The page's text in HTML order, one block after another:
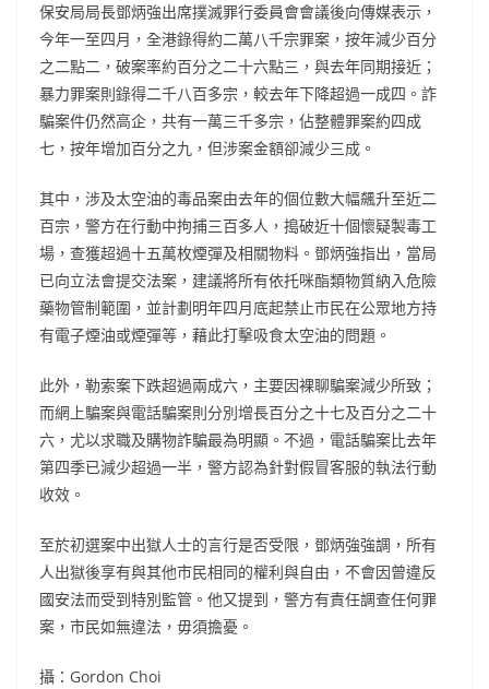
保安局局長鄧炳強出席撲滅罪行委員會會議後向傳媒表示，
今年一至四月，全港錄得約二萬八千宗罪案，按年減少百分
之二點二，破案率約百分之二十六點三，與去年同期接近；
暴力罪案則錄得二千八百多宗，較去年下降超過一成四。詐
騙案件仍然高企，共有一萬三千多宗，佔整體罪案約四成
七，按年增加百分之九，但涉案金額卻減少三成。
其中，涉及太空油的毒品案由去年的個位數大幅飆升至近二
百宗，警方在行動中拘捕三百多人，搗破近十個懷疑製毒工
場，查獲超過十五萬枚煙彈及相關物料。鄧炳強指出，當局
已向立法會提交法案，建議將所有依托咪酯類物質納入危險
藥物管制範圍，並計劃明年四月底起禁止市民在公眾地方持
有電子煙油或煙彈等，藉此打擊吸食太空油的問題。
此外，勒索案下跌超過兩成六，主要因裸聊騙案減少所致；
而網上騙案與電話騙案則分別增長百分之十七及百分之二十
六，尤以求職及購物詐騙最為明顯。不過，電話騙案比去年
第四季已減少超過一半，警方認為針對假冒客服的執法行動
收效。
至於初選案中出獄人士的言行是否受限，鄧炳強強調，所有
人出獄後享有與其他市民相同的權利與自由，不會因曾違反
國安法而受到特別監管。他又提到，警方有責任調查任何罪
案，市民如無違法，毋須擔憂。
攝：Gordon Choi